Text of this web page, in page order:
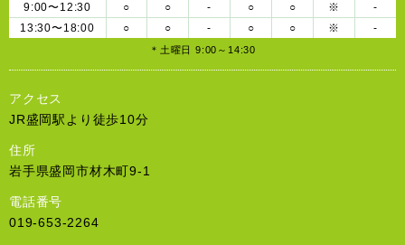
9:00〜12:30
○ ○ - ○ ○ ※
-
13:30〜18:00
○ ○ - ○ ○ ※ -
＊土曜日 9:00～14:30
アクセス
JR盛岡駅より徒歩10分
住所
岩手県盛岡市材木町9-1
電話番号
019-653-2264